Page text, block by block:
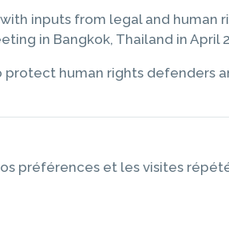
inputs from legal and human
in Bangkok, Thailand in April
human rights defenders
préférences et les visites